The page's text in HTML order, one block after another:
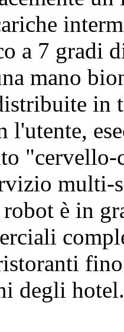
a 7 gradi
mano
in
l'utente,
multi-
è in
degli hotel.